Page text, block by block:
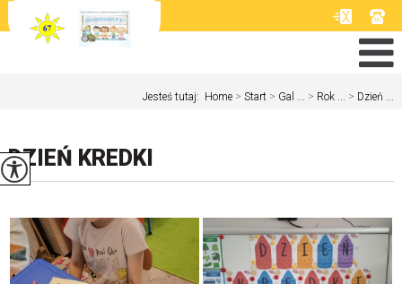
Jesteś tutaj: Home > Start > Gal ... > Rok ... > Dzień ...
DZIEŃ KREDKI